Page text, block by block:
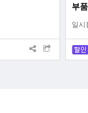
부
루
일시